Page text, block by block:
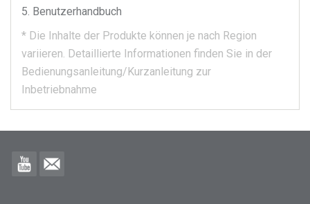
Benutzerhandbuch
* Die Inhalte der Produkte können je nach Region
variieren. Detaillierte Informationen finden Sie in der
Bedienungsanleitung/Kurzanleitung zur
Inbetriebnahme